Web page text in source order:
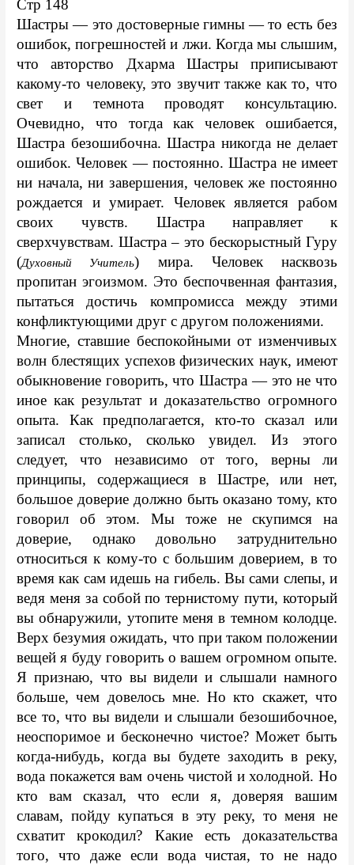
Стр 148
Шастры — это достоверные гимны — то есть без
ошибок, погрешностей и лжи. Когда мы слышим,
что авторство Дхарма Шастры приписывают
какому-то человеку, это звучит также как то, что
свет и темнота проводят консультацию.
Очевидно, что тогда как человек ошибается,
Шастра безошибочна. Шастра никогда не делает
ошибок. Человек — постоянно. Шастра не имеет
ни начала, ни завершения, человек же постоянно
рождается и умирает. Человек является рабом
своих чувств. Шастра направляет к
сверхчувствам. Шастра – это бескорыстный Гуру
(Духовный Учитель) мира. Человек насквозь
пропитан эгоизмом. Это беспочвенная фантазия,
пытаться достичь компромисса между этими
конфликтующими друг с другом положениями.
Многие, ставшие беспокойными от изменчивых
волн блестящих успехов физических наук, имеют
обыкновение говорить, что Шастра — это не что
иное как результат и доказательство огромного
опыта. Как предполагается, кто-то сказал или
записал столько, сколько увидел. Из этого
следует, что независимо от того, верны ли
принципы, содержащиеся в Шастре, или нет,
большое доверие должно быть оказано тому, кто
говорил об этом. Мы тоже не скупимся на
доверие, однако довольно затруднительно
относиться к кому-то с большим доверием, в то
время как сам идешь на гибель. Вы сами слепы, и
ведя меня за собой по тернистому пути, который
вы обнаружили, утопите меня в темном колодце.
Верх безумия ожидать, что при таком положении
вещей я буду говорить о вашем огромном опыте.
Я признаю, что вы видели и слышали намного
больше, чем довелось мне. Но кто скажет, что
все то, что вы видели и слышали безошибочное,
неоспоримое и бесконечно чистое? Может быть
когда-нибудь, когда вы будете заходить в реку,
вода покажется вам очень чистой и холодной. Но
кто вам сказал, что если я, доверяя вашим
славам, пойду купаться в эту реку, то меня не
схватит крокодил? Какие есть доказательства
того, что даже если вода чистая, то не надо